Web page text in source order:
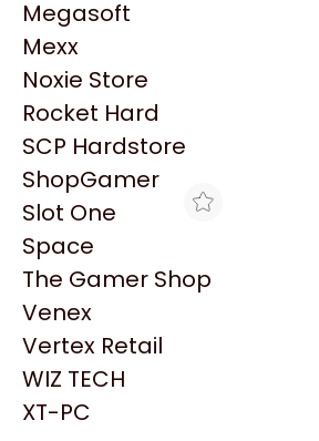
NZXT
PNY
Palit
Philips
PowerColor
Razer
Redragon
Samsung
Sandisk
Sapphire
Seagate
Sentey
Solarmax
Megasoft
Mexx
Noxie Store
Rocket Hard
SCP Hardstore
ShopGamer
Slot One
Space
The Gamer Shop
Venex
Vertex Retail
WIZ TECH
XT-PC
Productos
Similares
Explorá más productos similares
BLACK
GAB +650W
H16TG ARGB FAN*3 M-
$188.353